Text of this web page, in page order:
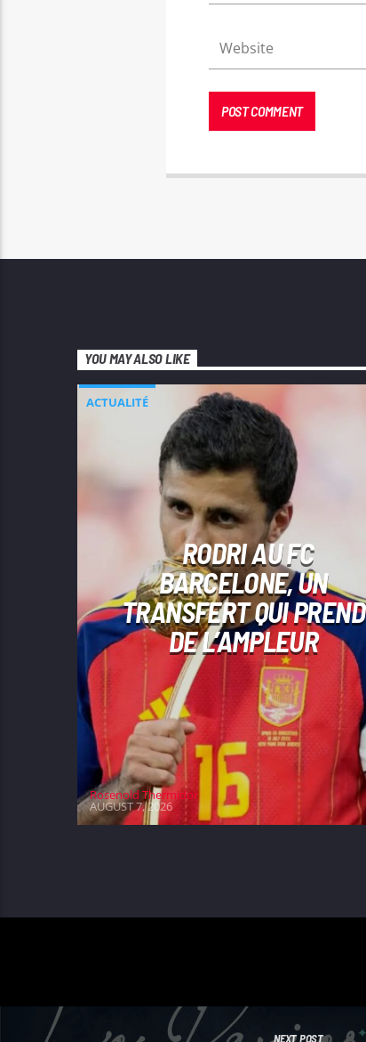
YOU MAY ALSO LIKE
ACTUALITÉ
RODRI AU FC
BARCELONE, UN
TRANSFERT QUI PREND
DE L’AMPLEUR
Rosenold Thermidor
AUGUST 7, 2026
NEXT POST